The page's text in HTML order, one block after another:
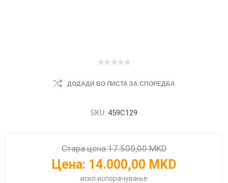
ДОДАДИ ВО ЛИСТА ЗА СПОРЕДБА
SKU: 459C129
Стара цена:17.500,00 MKD
Цена: 14.000,00 MKD
искл. испорачување